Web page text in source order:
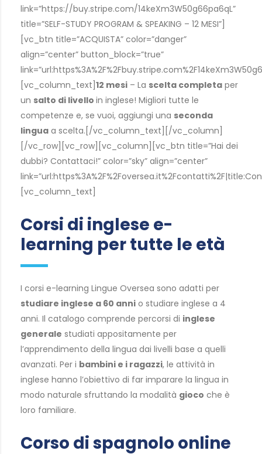
link=”https://buy.stripe.com/14keXm3W50g66pa6qL”
title=”SELF-STUDY PROGRAM & SPEAKING – 12 MESI”]
[vc_btn title=”ACQUISTA” color=”danger”
align=”center” button_block=”true”
[vc_column_text]12 mesi – La scelta completa per
un salto di livello in inglese! Migliori tutte le
competenze e, se vuoi, aggiungi una seconda
lingua a scelta.[/vc_column_text][/vc_column]
[/vc_row][vc_row][vc_column][vc_btn title=”Hai dei
dubbi? Contattaci!” color=”sky” align=”center”
[vc_column_text]
Corsi di inglese e-
learning per tutte le età
I corsi e-learning Lingue Oversea sono adatti per
studiare inglese a 60 anni o studiare inglese a 4
anni. Il catalogo comprende percorsi di inglese
generale studiati appositamente per
l’apprendimento della lingua dai livelli base a quelli
avanzati. Per i bambini e i ragazzi, le attività in
inglese hanno l’obiettivo di far imparare la lingua in
modo naturale sfruttando la modalità gioco che è
loro familiare.
Corso di spagnolo online